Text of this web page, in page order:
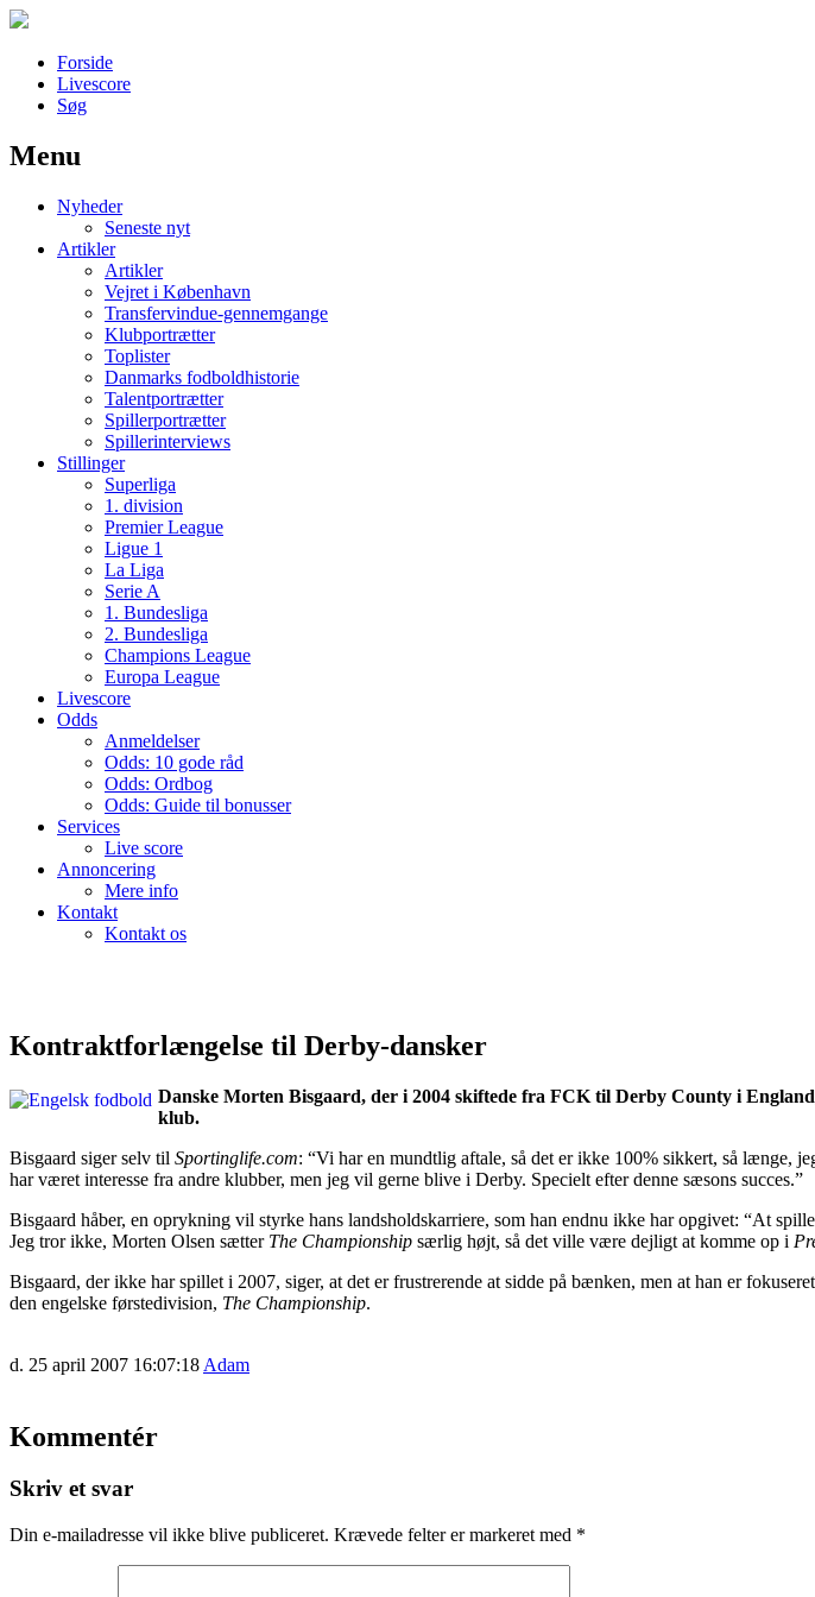
Forside
Livescore
Søg
Наши партнеры
лучшие займы
Menu
Nyheder
Seneste nyt
Artikler
Artikler
Vejret i København
Transfervindue-gennemgange
Klubportrætter
Toplister
Danmarks fodboldhistorie
Talentportrætter
Spillerportrætter
Spillerinterviews
Stillinger
Superliga
1. division
Premier League
Ligue 1
La Liga
Serie A
1. Bundesliga
2. Bundesliga
Champions League
Europa League
Livescore
Odds
Anmeldelser
Odds: 10 gode råd
Odds: Ordbog
Odds: Guide til bonusser
Services
Live score
Annoncering
Mere info
Kontakt
Kontakt os
Kontraktforlængelse til Derby-dansker
Danske Morten Bisgaard, der i 2004 skiftede fra FCK til Derby County i
klub.
Bisgaard siger selv til Sportinglife.com: “Vi har en mundtlig aftale, så det er ikke 100% sikkert, så længe,
har været interesse fra andre klubber, men jeg vil gerne blive i Derby. Specielt efter denne sæsons succes.”
Bisgaard håber, en oprykning vil styrke hans landsholdskarriere, som han endnu ikke har opgivet: “At
Jeg tror ikke, Morten Olsen sætter The Championship særlig højt, så det ville være dejligt at komme op i
Bisgaard, der ikke har spillet i 2007, siger, at det er frustrerende at sidde på bænken, men at han er
den engelske førstedivision, The Championship.
d. 25 april 2007 16:07:18 Adam
Kommentér
Skriv et svar
Din e-mailadresse vil ikke blive publiceret. Krævede felter er markeret med *